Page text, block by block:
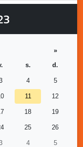
»
s. d.
4 5
11 12
18 19
25 26
4 5